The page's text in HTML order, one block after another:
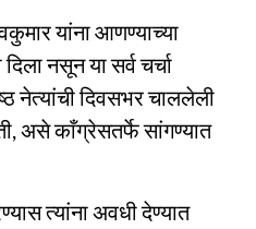
यांना आणण्याच्या
नसून या सर्व चर्चा
नेत्यांची दिवसभर चाललेली
असे काँग्रेसतर्फे सांगण्यात
त्यांना अवधी देण्यात